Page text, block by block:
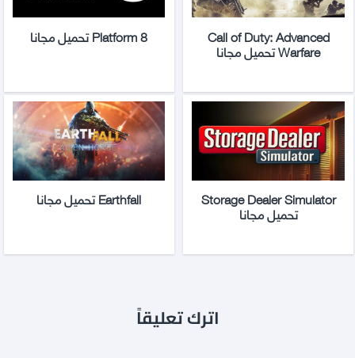
Call of Duty: Advanced
Warfare تحميل مجانا
Platform 8 تحميل مجانا
Storage Dealer Simulator
تحميل مجانا
Earthfall تحميل مجانا
اترك تعليقاً